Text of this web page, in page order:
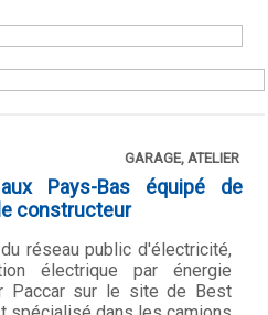
GARAGE, ATELIER
Pays-Bas équipé de
constructeur
réseau public d'électricité,
électrique par énergie
Paccar sur le site de Best